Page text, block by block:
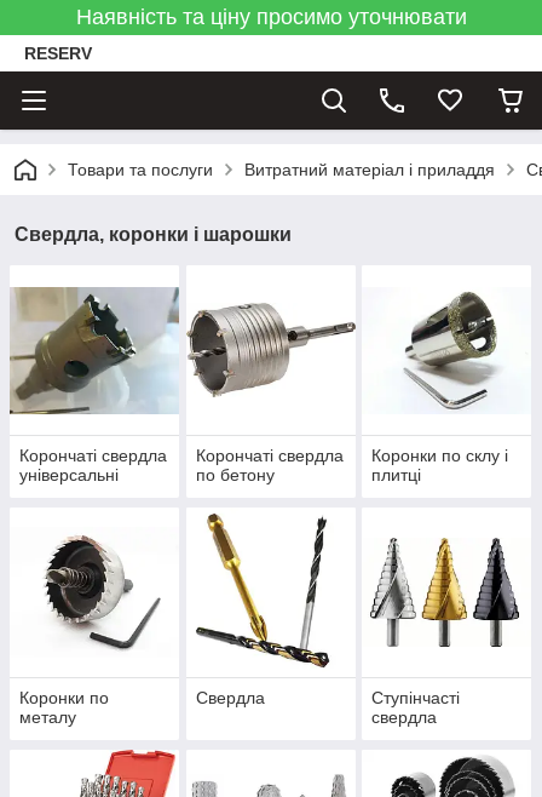
Наявність та ціну просимо уточнювати
RESERV
Товари та послуги Витратний матеріал і приладдя
Свердла, коронки і шарошки
Корончаті свердла
універсальні
Корончаті свердла
по бетону
Коронки по склу і
плитці
Коронки по
металу
Свердла
Ступінчасті
свердла